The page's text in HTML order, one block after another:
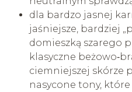
dla bardzo jasnej
jaśniejsze, bardziej
domieszką szarego
klasyczne
ciemniejszej skórze
nasycone tony,